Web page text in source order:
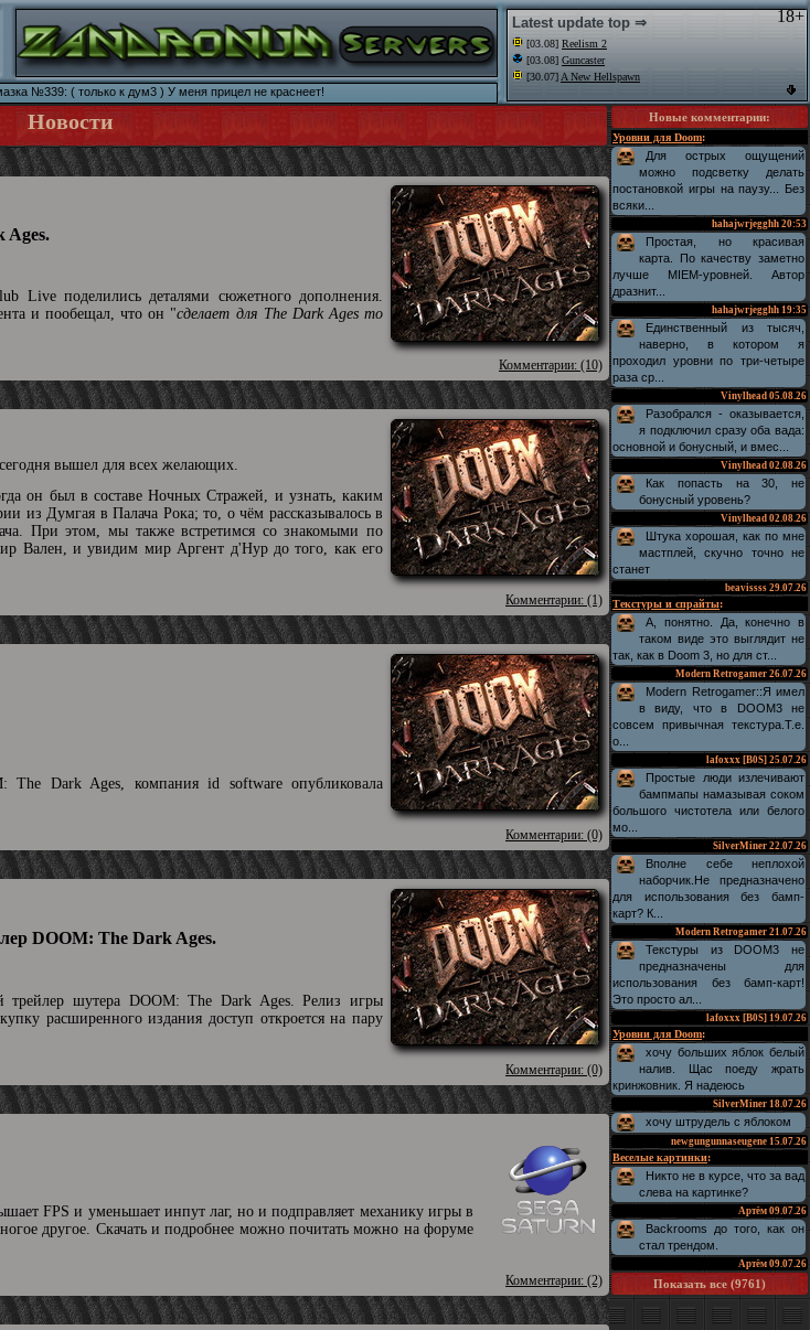
18+
Latest update top ⇒
[03.08] Reelism 2
[03.08] Guncaster
[30.07] A New Hellspawn
№339: ( только к дум3 ) У меня прицел не краснеет!
Новости
Ages.
Live поделились деталями сюжетного дополнения.
и пообещал, что он "сделает для The Dark Ages то
Комментарии: (10)
вышел для всех желающих.
он был в составе Ночных Стражей, и узнать, каким
из Думгая в Палача Рока; то, о чём рассказывалось в
При этом, мы также встретимся со знакомыми по
Вален, и увидим мир Аргент д'Нур до того, как его
Комментарии: (1)
The Dark Ages, компания id software опубликовала
Комментарии: (0)
DOOM: The Dark Ages.
шутера DOOM: The Dark Ages. Релиз игры
расширенного издания доступ откроется на пару
Комментарии: (0)
FPS и уменьшает инпут лаг, но и подправляет механику игры в
другое. Скачать и подробнее можно почитать можно на форуме
Комментарии: (2)
Новые комментарии:
Уровни для Doom:
Для острых ощущений
можно подсветку делать
постановкой игры на паузу... Без
всяки...
hahajwrjegghh 20:53
Простая, но красивая
карта. По качеству заметно
лучше MIEM-уровней. Автор
дразнит...
hahajwrjegghh 19:35
Единственный из тысяч,
наверно, в котором я
проходил уровни по три-четыре
раза ср...
Vinylhead 05.08.26
Разобрался - оказывается,
я подключил сразу оба вада:
основной и бонусный, и вмес...
Vinylhead 02.08.26
Как попасть на 30, не
бонусный уровень?
Vinylhead 02.08.26
Штука хорошая, как по мне
мастплей, скучно точно не
станет
beavissss 29.07.26
Текстуры и спрайты:
А, понятно. Да, конечно в
таком виде это выглядит не
так, как в Doom 3, но для ст...
Modern Retrogamer 26.07.26
Modern Retrogamer::Я имел
в виду, что в DOOM3 не
совсем привычная текстура.Т.е.
о...
lafoxxx [B0S] 25.07.26
Простые люди излечивают
бампмапы намазывая соком
большого чистотела или белого
мо...
SilverMiner 22.07.26
Вполне себе неплохой
наборчик.Не предназначено
для использования без бамп-
карт? К...
Modern Retrogamer 21.07.26
Текстуры из DOOM3 не
предназначены для
использования без бамп-карт!
Это просто ал...
lafoxxx [B0S] 19.07.26
Уровни для Doom:
хочу больших яблок белый
налив. Щас поеду жрать
кринжовник. Я надеюсь
SilverMiner 18.07.26
хочу штрудель с яблоком
newgungunnaseugene 15.07.26
Веселые картинки:
Никто не в курсе, что за вад
слева на картинке?
Артём 09.07.26
Backrooms до того, как он
стал трендом.
Артём 09.07.26
Показать все (9761)